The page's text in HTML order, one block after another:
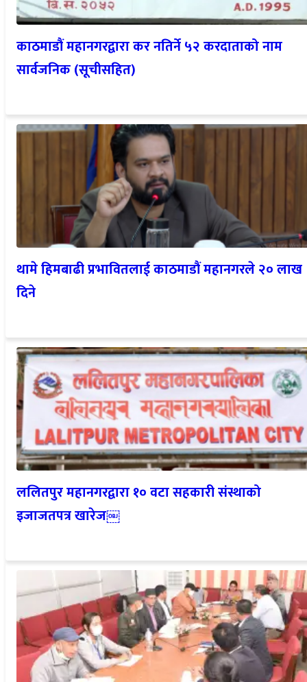
काठमाडौं महानगरद्वारा कर नतिर्ने ५२ करदाताको नाम
सार्वजनिक (सूचीसहित)
थामे हिमबाढी प्रभावितलाई काठमाडौं महानगरले २० लाख
दिने
ललितपुर महानगरद्वारा १० वटा सहकारी संस्थाको
इजाजतपत्र खारेज￼